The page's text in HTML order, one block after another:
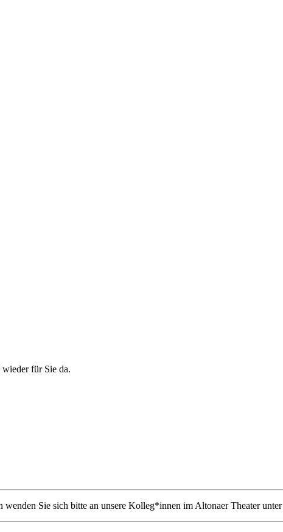
für Sie da.
Sie sich bitte an unsere Kolleg*innen im Altonaer Theater unter